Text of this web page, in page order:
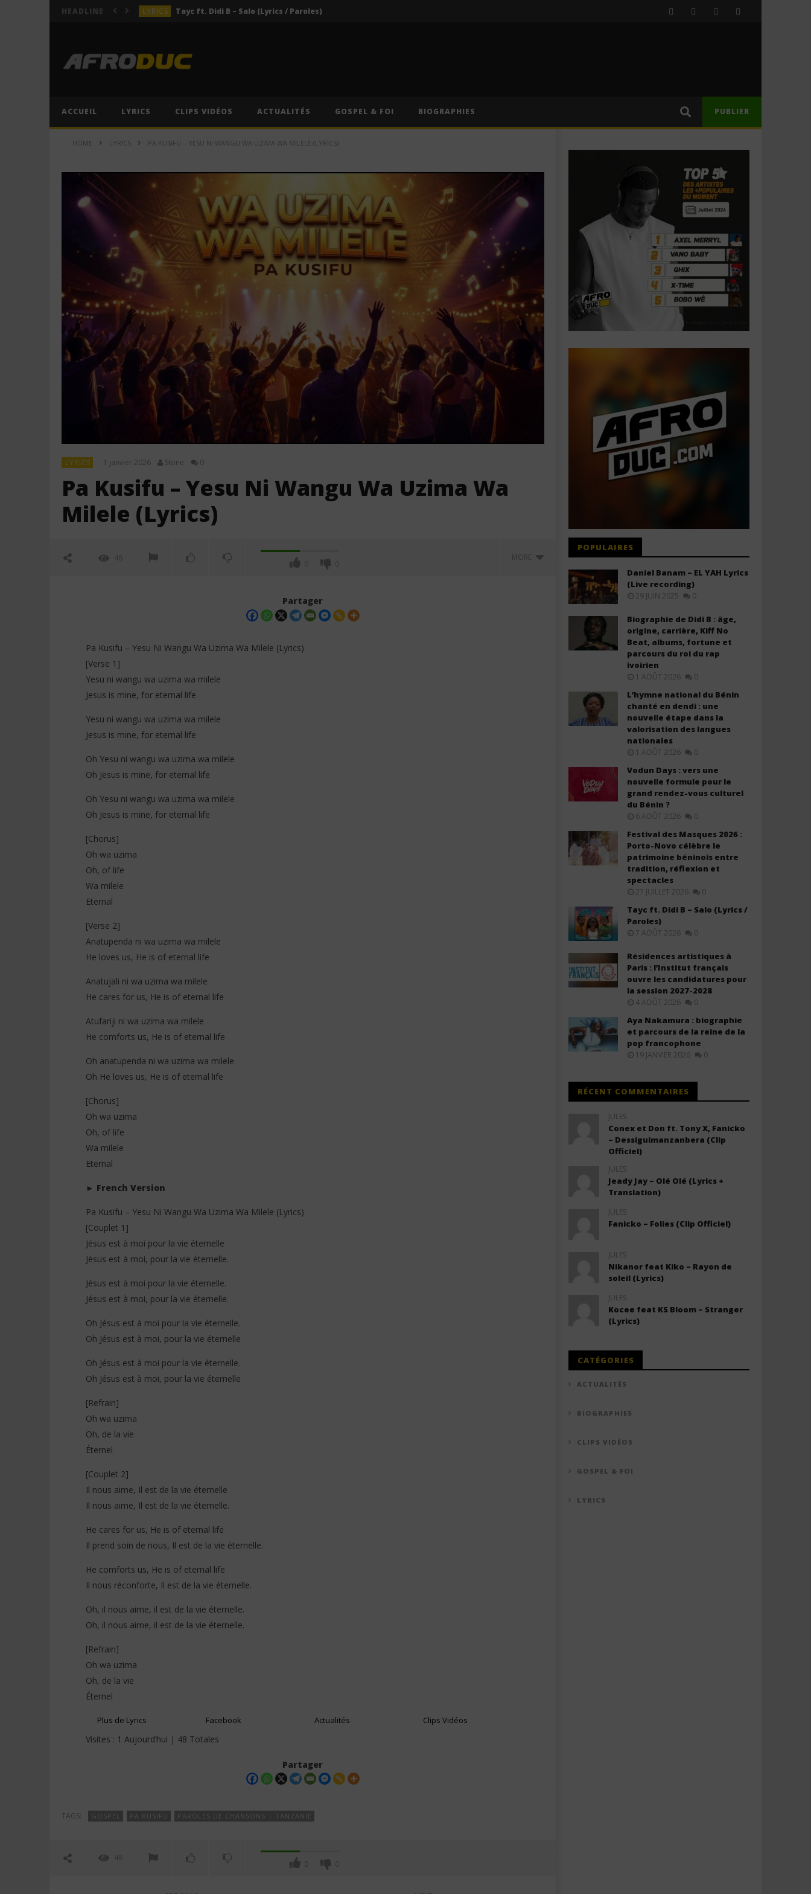
HEADLINE LYRICS Tayc ft. Didi B – Salo (Lyrics / Paroles)
LYRICS
LYRICS Tayc ft. Didi B – Salo (Lyrics / Paroles)
ACCUEIL LYRICS CLIPS VIDÉOS ACTUALITÉS GOSPEL & FOI BIOGRAPHIES PUBLIER
HOME LYRICS PA KUSIFU – YESU NI WANGU WA UZIMA WA MILELE (LYRICS)
LYRICS 1 janvier 2026 Stone 0
Pa Kusifu – Yesu Ni Wangu Wa Uzima Wa
Milele (Lyrics)
48
0 0
MORE
NOW VIEWING
Uzima Wa Milele (Lyrics)
2026
Stone
2026
Faveur Mukoko feat Morijah - Ma
Saison de Gloire (Lyrics +
Enock Bahwere ft Daniel
Saint Esprit Je T'aime
Translation)
2026
Stone
Partager
Pa Kusifu – Yesu Ni Wangu Wa Uzima Wa Milele (Lyrics)
[Verse 1]
Yesu ni wangu wa uzima wa milele
Jesus is mine, for eternal life
Yesu ni wangu wa uzima wa milele
Jesus is mine, for eternal life
Oh Yesu ni wangu wa uzima wa milele
Oh Jesus is mine, for eternal life
Oh Yesu ni wangu wa uzima wa milele
Oh Jesus is mine, for eternal life
[Chorus]
Oh wa uzima
Oh, of life
Wa milele
Eternal
[Verse 2]
Anatupenda ni wa uzima wa milele
He loves us, He is of eternal life
Anatujali ni wa uzima wa milele
He cares for us, He is of eternal life
Atufariji ni wa uzima wa milele
He comforts us, He is of eternal life
Oh anatupenda ni wa uzima wa milele
Oh He loves us, He is of eternal life
[Chorus]
Oh wa uzima
Oh, of life
Wa milele
Eternal
► French Version
Pa Kusifu – Yesu Ni Wangu Wa Uzima Wa Milele (Lyrics)
[Couplet 1]
Jésus est à moi pour la vie éternelle
Jésus est à moi, pour la vie éternelle.
Jésus est à moi pour la vie éternelle.
Jésus est à moi, pour la vie éternelle.
Oh Jésus est à moi pour la vie éternelle.
Oh Jésus est à moi, pour la vie éternelle
Oh Jésus est à moi pour la vie éternelle.
Oh Jésus est à moi, pour la vie éternelle
[Refrain]
Oh wa uzima
Oh, de la vie
Éternel
[Couplet 2]
Il nous aime, Il est de la vie éternelle
Il nous aime, Il est de la vie éternelle.
He cares for us, He is of eternal life
Il prend soin de nous, Il est de la vie éternelle.
He comforts us, He is of eternal life
Il nous réconforte, Il est de la vie éternelle.
Oh, il nous aime, il est de la vie éternelle.
Oh, il nous aime, il est de la vie éternelle.
[Refrain]
Oh wa uzima
Oh, de la vie
Éternel
Plus de Lyrics Facebook Actualités Clips Vidéos
Visites : 1 Aujourd’hui | 48 Totales
Partager
TAGS: GOSPEL PA KUSIFU PAROLES DE CHANSONS | TANZANIE
48
0 0
POPULAIRES
Daniel Banam – EL YAH Lyrics
(Live recording)
29 JUIN 2025 0
Biographie de Didi B : âge,
origine, carrière, Kiff No
Beat, albums, fortune et
parcours du roi du rap
ivoirien
1 AOÛT 2026 0
L’hymne national du Bénin
chanté en dendi : une
nouvelle étape dans la
valorisation des langues
nationales
1 AOÛT 2026 0
Vodun Days : vers une
nouvelle formule pour le
grand rendez-vous culturel
du Bénin ?
6 AOÛT 2026 0
Festival des Masques 2026 :
Porto-Novo célèbre le
patrimoine béninois entre
tradition, réflexion et
spectacles
27 JUILLET 2026 0
Tayc ft. Didi B – Salo (Lyrics /
Paroles)
7 AOÛT 2026 0
Résidences artistiques à
Paris : l’Institut français
ouvre les candidatures pour
la session 2027-2028
4 AOÛT 2026 0
Aya Nakamura : biographie
et parcours de la reine de la
pop francophone
19 JANVIER 2026 0
RÉCENT COMMENTAIRES
JULES
Conex et Don ft. Tony X, Fanicko
– Dessiguimanzanbera (Clip
Officiel)
JULES
Jeady Jay – Olé Olé (Lyrics +
Translation)
JULES
Fanicko – Folies (Clip Officiel)
JULES
Nikanor feat Kiko – Rayon de
soleil (Lyrics)
JULES
Kocee feat KS Bloom – Stranger
(Lyrics)
CATÉGORIES
ACTUALITÉS
BIOGRAPHIES
CLIPS VIDÉOS
GOSPEL & FOI
LYRICS